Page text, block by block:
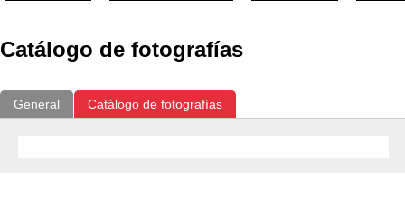
Catálogo de fotografías
General Catálogo de fotografías